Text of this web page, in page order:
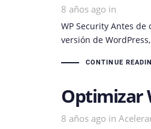
8 años ago in
WP Security Antes
versión de
CONTINUE
Optimizar
8 años ago in
Tags